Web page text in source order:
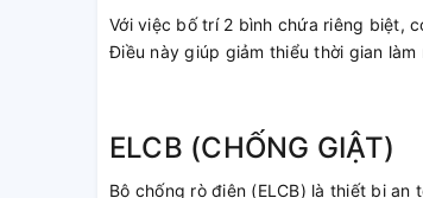
Với việc bố trí 2 bình chứa riêng biệt,
Điều này giúp giảm thiểu thời gian
ELCB (CHỐNG GIẬT)
Bộ chống rò điện (ELCB) là thiết bị